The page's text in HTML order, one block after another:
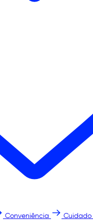
Conveniência Cuidado